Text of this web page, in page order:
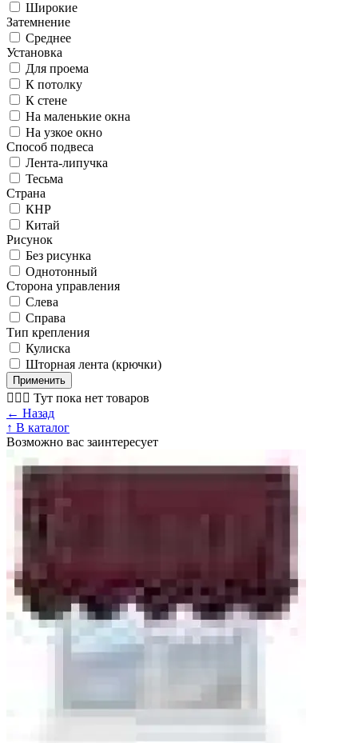
Широкие
Затемнение
Среднее
Установка
Для проема
К потолку
К стене
На маленькие окна
На узкое окно
Способ подвеса
Лента-липучка
Тесьма
Страна
КНР
Китай
Рисунок
Без рисунка
Однотонный
Сторона управления
Слева
Справа
Тип крепления
Кулиска
Шторная лента (крючки)
Применить
🤷🏼‍♂️ Тут пока нет товаров
← Назад
↑ В каталог
Возможно вас заинтересует